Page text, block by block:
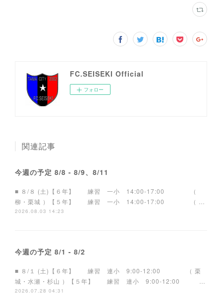
FC.SEISEKI Official
フォロー
関連記事
今週の予定 8/8 - 8/9、8/11
■ ８/８ (土)【６年】 練習 一小 14:00-17:00 （
柳・栗城 ）【５年】 練習 一小 14:00-17:00 （ …
2026.08.03 14:23
今週の予定 8/1 - 8/2
■ ８/１ (土)【６年】 練習 連小 9:00-12:00 （ 栗
城・水瀬・杉山 ）【５年】 練習 連小 9:00-12:00 …
2026.07.28 04:31